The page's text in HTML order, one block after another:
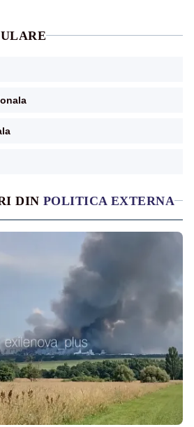
DIN POLITICA EXTERNA